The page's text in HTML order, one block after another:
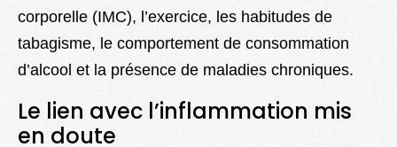
corporelle (IMC), l’exercice, les habitudes de
tabagisme, le comportement de consommation
d’alcool et la présence de maladies chroniques.
Le lien avec l’inflammation mis
en doute